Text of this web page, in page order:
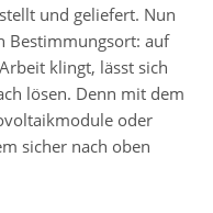
und geliefert. Nun
Bestimmungsort: auf
klingt, lässt sich
lösen. Denn mit dem
oder
sicher nach oben